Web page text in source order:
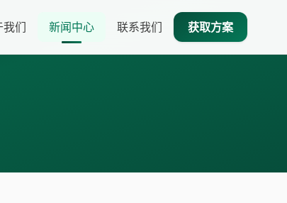
我们 新闻中心 联系我们 获取方案